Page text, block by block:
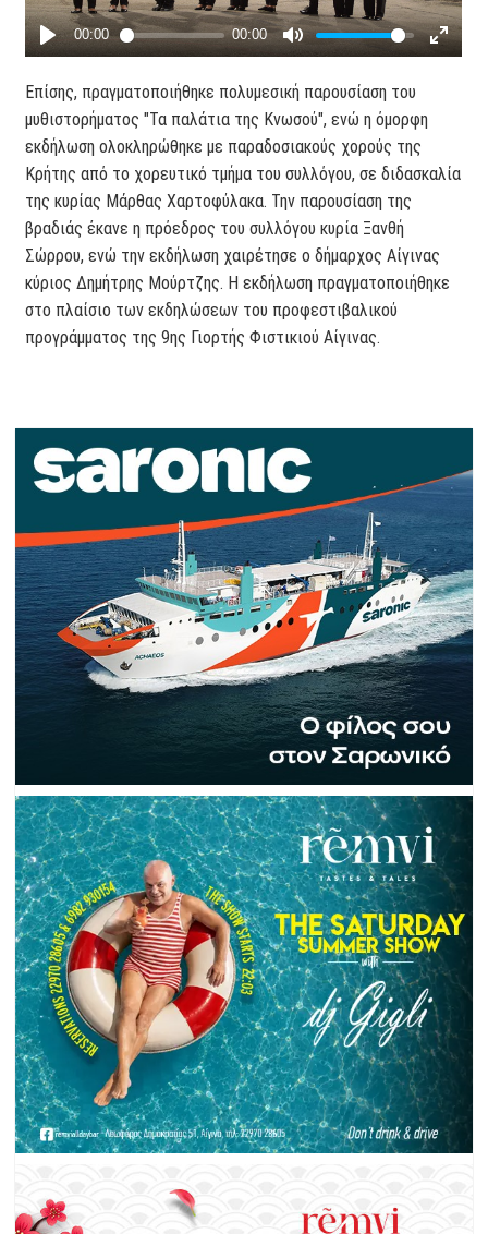
Επίσης, πραγματοποιήθηκε πολυμεσική παρουσίαση του
μυθιστορήματος "Τα παλάτια της Κνωσού", ενώ η όμορφη
εκδήλωση ολοκληρώθηκε με παραδοσιακούς χορούς της
Κρήτης από το χορευτικό τμήμα του συλλόγου, σε διδασκαλία
της κυρίας Μάρθας Χαρτοφύλακα. Την παρουσίαση της
βραδιάς έκανε η πρόεδρος του συλλόγου κυρία Ξανθή
Σώρρου, ενώ την εκδήλωση χαιρέτησε ο δήμαρχος Αίγινας
κύριος Δημήτρης Μούρτζης. Η εκδήλωση πραγματοποιήθηκε
στο πλαίσιο των εκδηλώσεων του προφεστιβαλικού
προγράμματος της 9ης Γιορτής Φιστικιού Αίγινας.